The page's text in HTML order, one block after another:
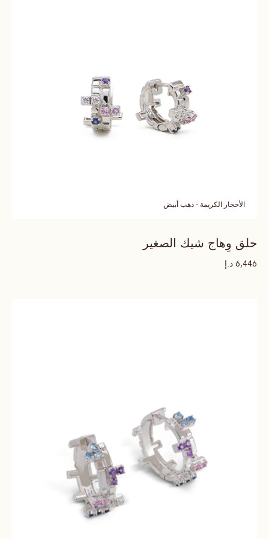
الأحجار الكريمة - ذهب أبيض
حلق وِهاج شيك الصغير
6,446 د.إ